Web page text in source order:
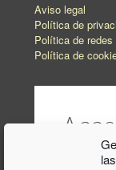
Aviso legal
Política de
Política de
Política de